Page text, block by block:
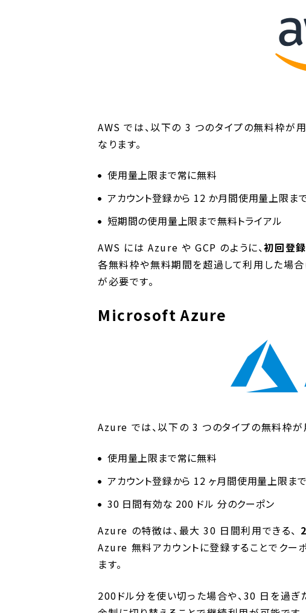
AWS では、以下の 3 つのタイプの無料枠が
なります。
使用量上限まで常に無料
アカウント登録から 12 か月間使用量上限ま
短期間の使用量上限まで無料トライアル
AWS には Azure や GCP のように、初回登
各無料枠や無料期間を超過して利用した場合
が必要です。
Microsoft Azure
Azure では、以下の 3 つのタイプの無料枠が
使用量上限まで常に無料
アカウント登録から 12 ヶ月間使用量上限ま
30 日間有効な 200 ドル 分のクーポン
Azure の特徴は、最大 30 日間利用できる、
Azure 無料アカウントに登録することでクー
ます。
200ドル分を使い切った場合や、30 日を過